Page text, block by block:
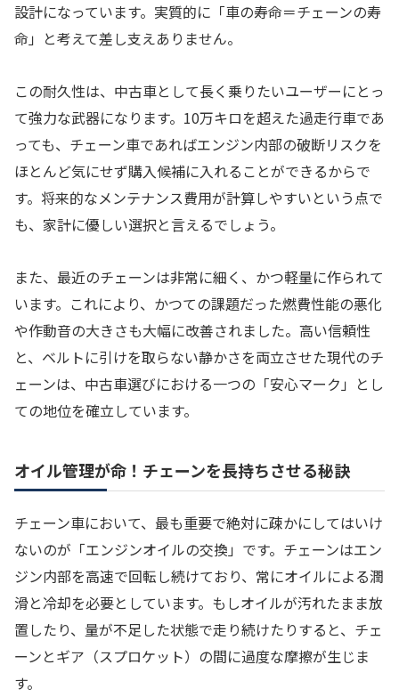
設計になっています。実質的に「車の寿命＝チェーンの寿
命」と考えて差し支えありません。
この耐久性は、中古車として長く乗りたいユーザーにとっ
て強力な武器になります。10万キロを超えた過走行車であ
っても、チェーン車であればエンジン内部の破断リスクを
ほとんど気にせず購入候補に入れることができるからで
す。将来的なメンテナンス費用が計算しやすいという点で
も、家計に優しい選択と言えるでしょう。
また、最近のチェーンは非常に細く、かつ軽量に作られて
います。これにより、かつての課題だった燃費性能の悪化
や作動音の大きさも大幅に改善されました。高い信頼性
と、ベルトに引けを取らない静かさを両立させた現代のチ
ェーンは、中古車選びにおける一つの「安心マーク」とし
ての地位を確立しています。
オイル管理が命！チェーンを長持ちさせる秘訣
チェーン車において、最も重要で絶対に疎かにしてはいけ
ないのが「エンジンオイルの交換」です。チェーンはエン
ジン内部を高速で回転し続けており、常にオイルによる潤
滑と冷却を必要としています。もしオイルが汚れたまま放
置したり、量が不足した状態で走り続けたりすると、チェ
ーンとギア（スプロケット）の間に過度な摩擦が生じま
す。